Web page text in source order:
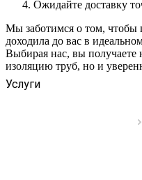
Ожидайте доставку
Мы заботимся о том, чтобы
доходила до вас в
Выбирая нас, вы получаете
изоляцию труб, но и
Услуги